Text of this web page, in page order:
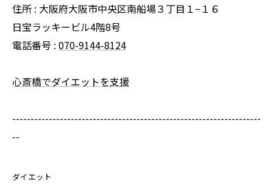
住所 : 大阪府大阪市中央区南船場３丁目１−１６
日宝ラッキービル4階8号
電話番号 : 070-9144-8124
心斎橋でダイエットを支援
--------------------------------------------------------------------
--
ダイエット